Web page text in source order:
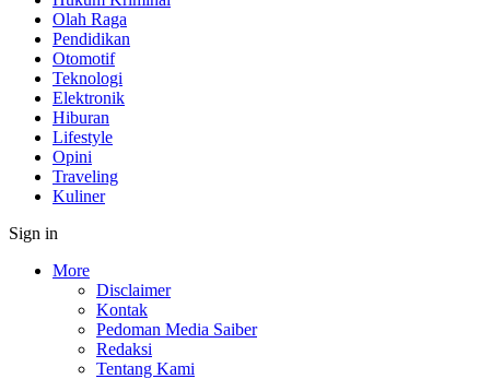
Olah Raga
Pendidikan
Otomotif
Teknologi
Elektronik
Hiburan
Lifestyle
Opini
Traveling
Kuliner
Sign in
More
Disclaimer
Kontak
Pedoman Media Saiber
Redaksi
Tentang Kami